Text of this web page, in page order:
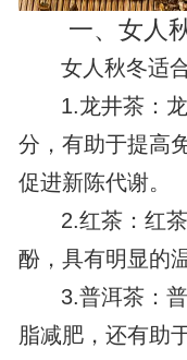
一、女人
女人秋冬适
1.龙井茶：
分，有助于提高
促进新陈代谢。
2.红茶：红
酚，具有明显的
3.普洱茶：
脂减肥，还有助